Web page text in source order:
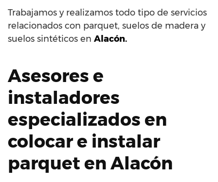
Trabajamos y realizamos todo tipo de servicios
relacionados con parquet, suelos de madera y
suelos sintéticos en Alacón.
Asesores e
instaladores
especializados en
colocar e instalar
parquet en Alacón